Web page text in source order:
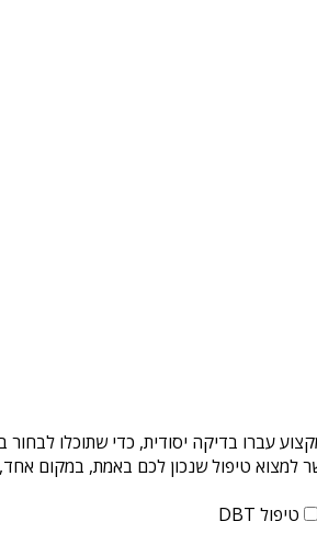
עברו בדיקה יסודית, כדי שתוכלו
טיפול שנכון לכם באמת, במקום
טיפול DBT